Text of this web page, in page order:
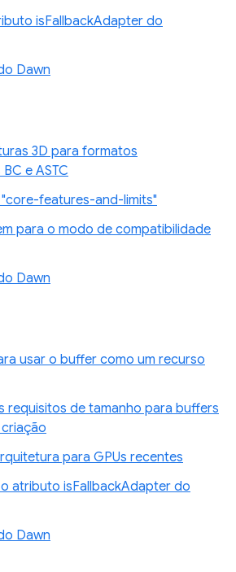
isFallbackAdapter do
Dawn
3D para formatos
e ASTC
features-and-limits"
para o modo de compatibilidade
Dawn
usar o buffer como um recurso
requisitos de tamanho para buffers
para GPUs recentes
atributo isFallbackAdapter do
Dawn